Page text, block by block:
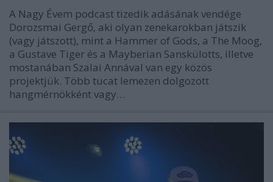
A Nagy Évem podcast tizedik adásának vendége
Dorozsmai Gergő, aki olyan zenekarokban játszik
(vagy játszott), mint a Hammer of Gods, a The Moog,
a Gustave Tiger és a Mayberian Sanskülotts, illetve
mostanában Szalai Annával van egy közös
projektjük. Több tucat lemezen dolgozott
hangmérnökként vagy…